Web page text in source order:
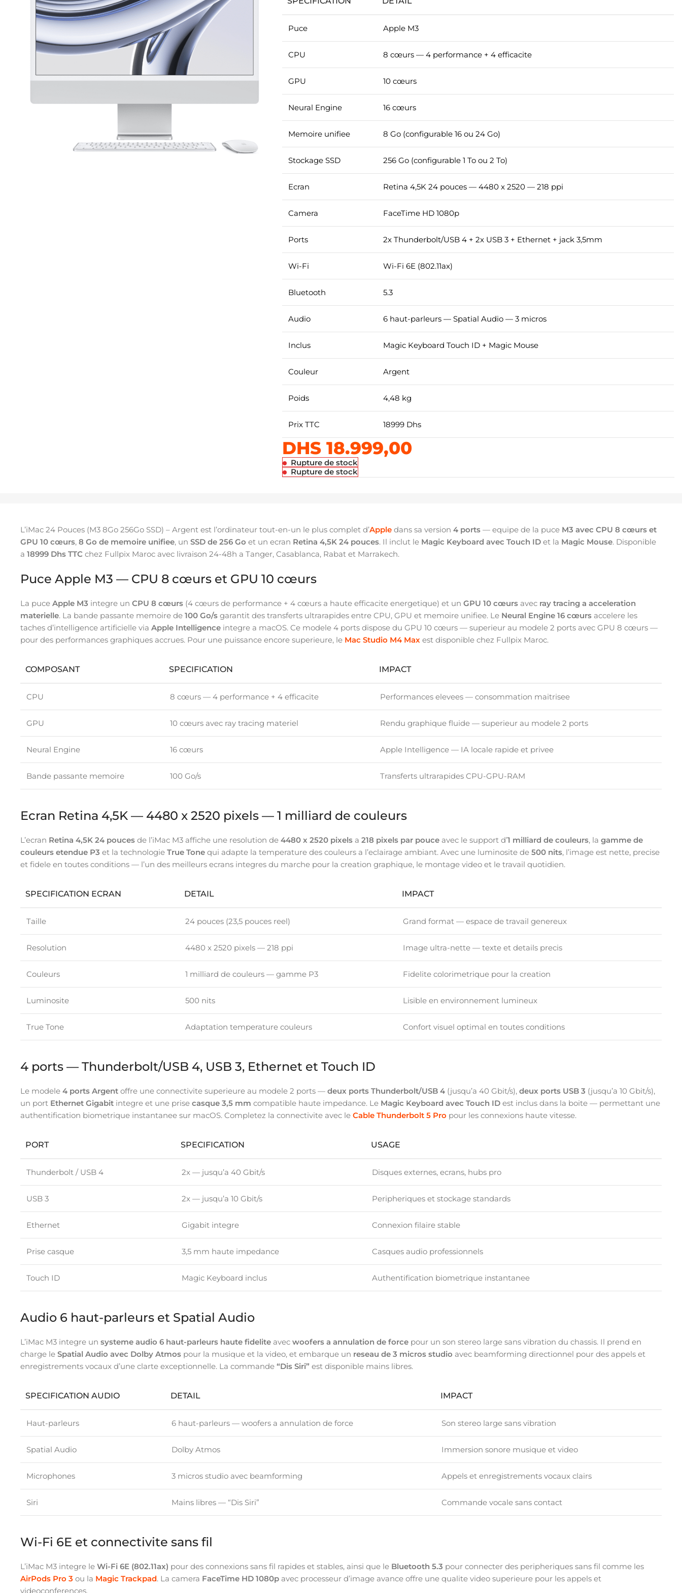
Puce Apple M3
CPU 8 cœurs — 4 performance + 4 efficacite
GPU 10 cœurs
Neural Engine 16 cœurs
Memoire unifiee 8 Go (configurable 16 ou 24 Go)
Stockage SSD 256 Go (configurable 1 To ou 2 To)
Ecran Retina 4,5K 24 pouces — 4480 x 2520 — 218 ppi
Camera FaceTime HD 1080p
Ports 2x Thunderbolt/USB 4 + 2x USB 3 + Ethernet + jack 3,5mm
Wi-Fi Wi-Fi 6E (802.11ax)
Bluetooth 5.3
Audio 6 haut-parleurs — Spatial Audio — 3 micros
Inclus Magic Keyboard Touch ID + Magic Mouse
Couleur Argent
Poids 4,48 kg
Prix TTC 18999 Dhs
DHS 18.999,00
Rupture de stock
Rupture de stock
L’iMac 24 Pouces (M3 8Go 256Go SSD) – Argent est l’ordinateur tout-en-un le plus complet d’Apple dans sa version 4 ports — equipe de la puce M3 avec CPU 8 cœurs et
GPU 10 cœurs, 8 Go de memoire unifiee, un SSD de 256 Go et un ecran Retina 4,5K 24 pouces. Il inclut le Magic Keyboard avec Touch ID et la Magic Mouse. Disponible
a 18999 Dhs TTC chez Fullpix Maroc avec livraison 24-48h a Tanger, Casablanca, Rabat et Marrakech.
Puce Apple M3 — CPU 8 cœurs et GPU 10 cœurs
La puce Apple M3 integre un CPU 8 cœurs (4 cœurs de performance + 4 cœurs a haute efficacite energetique) et un GPU 10 cœurs avec ray tracing a acceleration
materielle. La bande passante memoire de 100 Go/s garantit des transferts ultrarapides entre CPU, GPU et memoire unifiee. Le Neural Engine 16 cœurs accelere les
taches d’intelligence artificielle via Apple Intelligence integre a macOS. Ce modele 4 ports dispose du GPU 10 cœurs — superieur au modele 2 ports avec GPU 8 cœurs —
pour des performances graphiques accrues. Pour une puissance encore superieure, le Mac Studio M4 Max est disponible chez Fullpix Maroc.
COMPOSANT SPECIFICATION IMPACT
CPU 8 cœurs — 4 performance + 4 efficacite Performances elevees — consommation maitrisee
GPU 10 cœurs avec ray tracing materiel Rendu graphique fluide — superieur au modele 2 ports
Neural Engine 16 cœurs Apple Intelligence — IA locale rapide et privee
Bande passante memoire 100 Go/s Transferts ultrarapides CPU-GPU-RAM
Ecran Retina 4,5K — 4480 x 2520 pixels — 1 milliard de couleurs
L’ecran Retina 4,5K 24 pouces de l’iMac M3 affiche une resolution de 4480 x 2520 pixels a 218 pixels par pouce avec le support d’1 milliard de couleurs, la gamme de
couleurs etendue P3 et la technologie True Tone qui adapte la temperature des couleurs a l’eclairage ambiant. Avec une luminosite de 500 nits, l’image est nette, precise
et fidele en toutes conditions — l’un des meilleurs ecrans integres du marche pour la creation graphique, le montage video et le travail quotidien.
SPECIFICATION ECRAN DETAIL IMPACT
Taille 24 pouces (23,5 pouces reel) Grand format — espace de travail genereux
Resolution 4480 x 2520 pixels — 218 ppi Image ultra-nette — texte et details precis
Couleurs 1 milliard de couleurs — gamme P3 Fidelite colorimetrique pour la creation
Luminosite 500 nits Lisible en environnement lumineux
True Tone Adaptation temperature couleurs Confort visuel optimal en toutes conditions
4 ports — Thunderbolt/USB 4, USB 3, Ethernet et Touch ID
Le modele 4 ports Argent offre une connectivite superieure au modele 2 ports — deux ports Thunderbolt/USB 4 (jusqu’a 40 Gbit/s), deux ports USB 3 (jusqu’a 10 Gbit/s),
un port Ethernet Gigabit integre et une prise casque 3,5 mm compatible haute impedance. Le Magic Keyboard avec Touch ID est inclus dans la boite — permettant une
authentification biometrique instantanee sur macOS. Completez la connectivite avec le Cable Thunderbolt 5 Pro pour les connexions haute vitesse.
PORT SPECIFICATION USAGE
Thunderbolt / USB 4 2x — jusqu’a 40 Gbit/s Disques externes, ecrans, hubs pro
USB 3 2x — jusqu’a 10 Gbit/s Peripheriques et stockage standards
Ethernet Gigabit integre Connexion filaire stable
Prise casque 3,5 mm haute impedance Casques audio professionnels
Touch ID Magic Keyboard inclus Authentification biometrique instantanee
Audio 6 haut-parleurs et Spatial Audio
L’iMac M3 integre un systeme audio 6 haut-parleurs haute fidelite avec woofers a annulation de force pour un son stereo large sans vibration du chassis. Il prend en
charge le Spatial Audio avec Dolby Atmos pour la musique et la video, et embarque un reseau de 3 micros studio avec beamforming directionnel pour des appels et
enregistrements vocaux d’une clarte exceptionnelle. La commande “Dis Siri” est disponible mains libres.
SPECIFICATION AUDIO DETAIL IMPACT
Haut-parleurs 6 haut-parleurs — woofers a annulation de force Son stereo large sans vibration
Spatial Audio Dolby Atmos Immersion sonore musique et video
Microphones 3 micros studio avec beamforming Appels et enregistrements vocaux clairs
Siri Mains libres — “Dis Siri” Commande vocale sans contact
Wi-Fi 6E et connectivite sans fil
L’iMac M3 integre le Wi-Fi 6E (802.11ax) pour des connexions sans fil rapides et stables, ainsi que le Bluetooth 5.3 pour connecter des peripheriques sans fil comme les
AirPods Pro 3 ou la Magic Trackpad. La camera FaceTime HD 1080p avec processeur d’image avance offre une qualite video superieure pour les appels et
videoconferences.